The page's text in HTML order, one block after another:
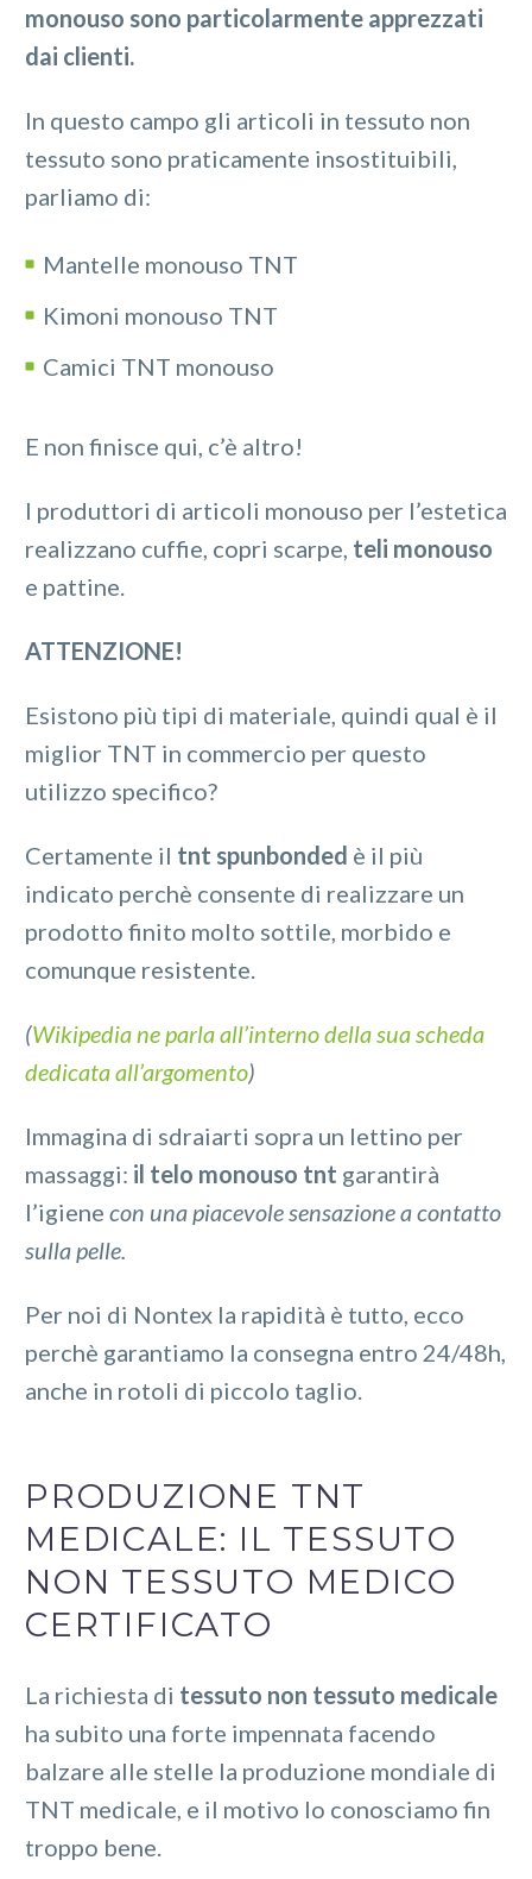
monouso sono particolarmente apprezzati
dai clienti.
In questo campo gli articoli in tessuto non
tessuto sono praticamente insostituibili,
parliamo di:
Mantelle monouso TNT
Kimoni monouso TNT
Camici TNT monouso
E non finisce qui, c’è altro!
I produttori di articoli monouso per l’estetica
realizzano cuffie, copri scarpe, teli monouso
e pattine.
ATTENZIONE!
Esistono più tipi di materiale, quindi qual è il
miglior TNT in commercio per questo
utilizzo specifico?
Certamente il tnt spunbonded è il più
indicato perchè consente di realizzare un
prodotto finito molto sottile, morbido e
comunque resistente.
(Wikipedia ne parla all’interno della sua scheda
dedicata all’argomento)
Immagina di sdraiarti sopra un lettino per
massaggi: il telo monouso tnt garantirà
l’igiene con una piacevole sensazione a contatto
sulla pelle.
Per noi di Nontex la rapidità è tutto, ecco
perchè garantiamo la consegna entro 24/48h,
anche in rotoli di piccolo taglio.
PRODUZIONE TNT
MEDICALE: IL TESSUTO
NON TESSUTO MEDICO
CERTIFICATO
La richiesta di tessuto non tessuto medicale
ha subito una forte impennata facendo
balzare alle stelle la produzione mondiale di
TNT medicale, e il motivo lo conosciamo fin
troppo bene.